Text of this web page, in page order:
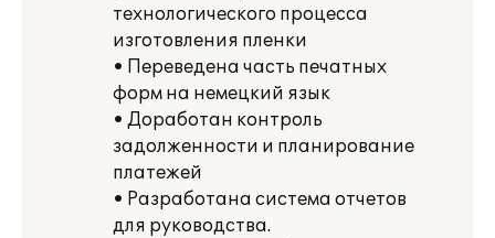
технологического процесса
изготовления пленки
• Переведена часть печатных
форм на немецкий язык
• Доработан контроль
задолженности и планирование
платежей
• Разработана система отчетов
для руководства.